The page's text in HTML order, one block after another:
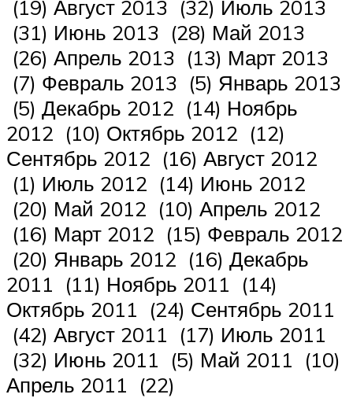
(19) Август 2013 (32) Июль 2013
(31) Июнь 2013 (28) Май 2013
(26) Апрель 2013 (13) Март 2013
(7) Февраль 2013 (5) Январь 2013
(5) Декабрь 2012 (14) Ноябрь
2012 (10) Октябрь 2012 (12)
Сентябрь 2012 (16) Август 2012
(1) Июль 2012 (14) Июнь 2012
(20) Май 2012 (10) Апрель 2012
(16) Март 2012 (15) Февраль 2012
(20) Январь 2012 (16) Декабрь
2011 (11) Ноябрь 2011 (14)
Октябрь 2011 (24) Сентябрь 2011
(42) Август 2011 (17) Июль 2011
(32) Июнь 2011 (5) Май 2011 (10)
Апрель 2011 (22)